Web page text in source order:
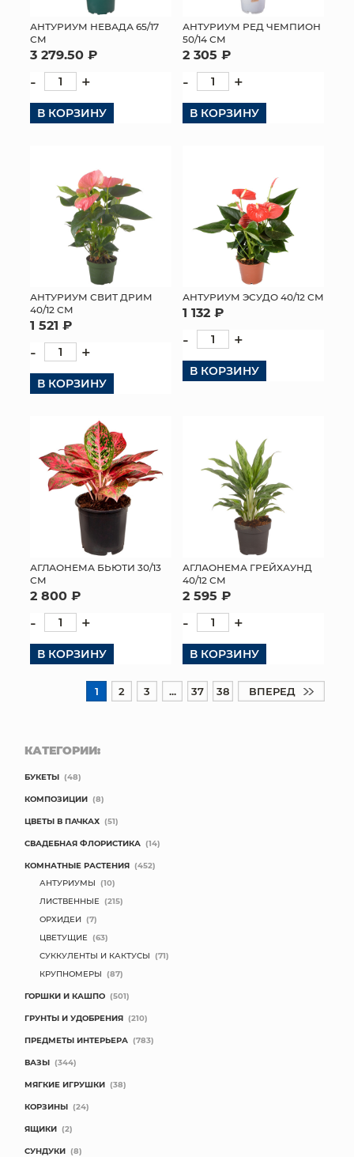
АНТУРИУМ НЕВАДА 65/17
СМ
3 279.50 ₽
- +
В КОРЗИНУ
АНТУРИУМ РЕД ЧЕМПИОН
50/14 СМ
2 305 ₽
- +
В КОРЗИНУ
АНТУРИУМ СВИТ ДРИМ
40/12 СМ
1 521 ₽
- +
В КОРЗИНУ
АНТУРИУМ ЭСУДО 40/12 СМ
1 132 ₽
- +
В КОРЗИНУ
АГЛАОНЕМА БЬЮТИ 30/13
СМ
2 800 ₽
- +
В КОРЗИНУ
АГЛАОНЕМА ГРЕЙХАУНД
40/12 СМ
2 595 ₽
- +
В КОРЗИНУ
1 2 3 ... 37 38 ВПЕРЕД
КАТЕГОРИИ:
БУКЕТЫ (48)
КОМПОЗИЦИИ (8)
ЦВЕТЫ В ПАЧКАХ (51)
СВАДЕБНАЯ ФЛОРИСТИКА (14)
КОМНАТНЫЕ РАСТЕНИЯ (452)
АНТУРИУМЫ (10)
ЛИСТВЕННЫЕ (215)
ОРХИДЕИ (7)
ЦВЕТУЩИЕ (63)
СУККУЛЕНТЫ И КАКТУСЫ (71)
КРУПНОМЕРЫ (87)
ГОРШКИ И КАШПО (501)
ГРУНТЫ И УДОБРЕНИЯ (210)
ПРЕДМЕТЫ ИНТЕРЬЕРА (783)
ВАЗЫ (344)
МЯГКИЕ ИГРУШКИ (38)
КОРЗИНЫ (24)
ЯЩИКИ (2)
СУНДУКИ (8)